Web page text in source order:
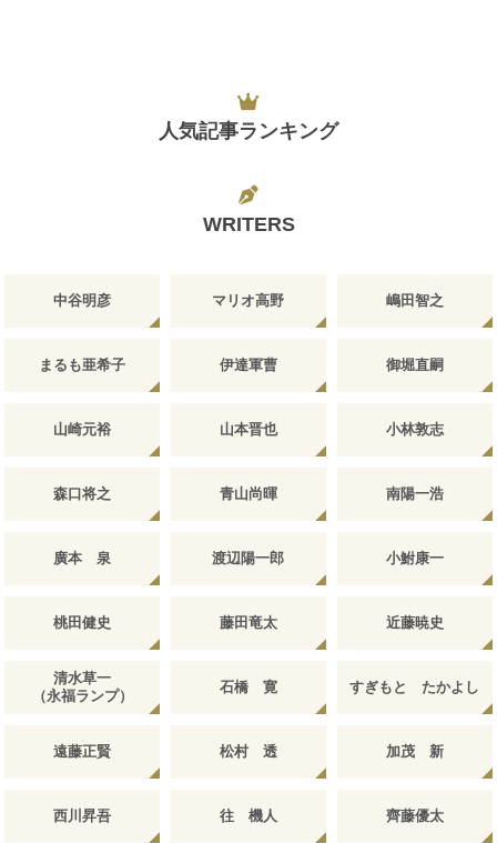
人気記事ランキング
WRITERS
中谷明彦 マリオ高野 嶋田智之
まるも亜希子 伊達軍曹 御堀直嗣
山崎元裕 山本晋也 小林敦志
森口将之 青山尚暉 南陽一浩
廣本 泉 渡辺陽一郎 小鮒康一
桃田健史 藤田竜太 近藤暁史
清水草一
（永福ランプ）
石橋 寛 すぎもと たかよし
遠藤正賢 松村 透 加茂 新
西川昇吾 往 機人 齊藤優太